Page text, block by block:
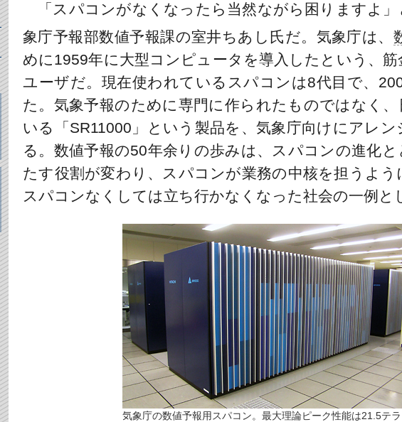
「スパコンがなくなったら当然ながら困りますよ」
象庁予報部数値予報課の室井ちあし氏だ。気象庁は、
めに1959年に大型コンピュータを導入したという、筋
ユーザだ。現在使われているスパコンは8代目で、
た。気象予報のために専門に作られたものではなく、
いる「SR11000」という製品を、気象庁向けにアレ
る。数値予報の50年余りの歩みは、スパコンの進化
たす役割が変わり、スパコンが業務の中核を担うよう
スパコンなくしては立ち行かなくなった社会の一例と
気象庁の数値予報用スパコン。最大理論ピーク性能は21.5テラ